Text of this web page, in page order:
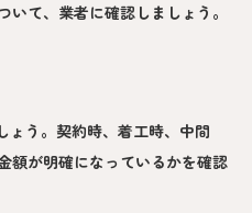
て、業者に確認しましょう。
ょう。契約時、着工時、中間
額が明確になっているかを確認